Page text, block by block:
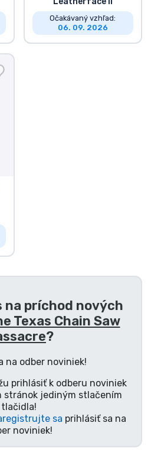
Očakávaný vzhľad:
06. 09. 2026
na príchod nových
Texas Chain Saw
?
na odber noviniek!
prihlásiť k odberu noviniek
stránok jediným stlačením
tlačidla!
sa prihlásiť sa na
noviniek!